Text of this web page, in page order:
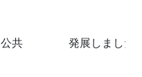
公共 発展しました